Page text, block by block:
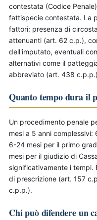
contestata (Codice
fattispecie contestata. La
fattori: presenza di
attenuanti (art. 62 c.p.),
dell'imputato, eventuali
alternativi come il
abbreviato (art. 438
Quanto tempo dura il
Un procedimento penale
mesi a 5 anni
6-24 mesi per il primo
mesi per il giudizio di
significativamente i tempi.
di prescrizione (art. 157
c.p.p.).
Chi può difendere un